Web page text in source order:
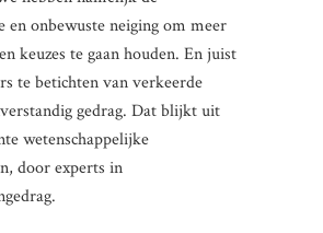
en onbewuste neiging om meer
keuzes te gaan houden. En juist
te betichten van verkeerde
gedrag. Dat blijkt uit
wetenschappelijke
door experts in